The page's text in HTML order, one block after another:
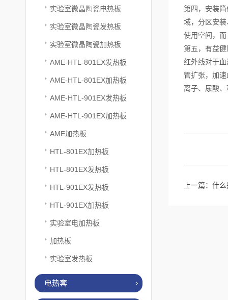
实验室微晶陶瓷电热板
实验室微晶陶瓷发热板
实验室微晶陶瓷加热板
AME-HTL-801EX发热板
AME-HTL-801EX加热板
AME-HTL-901EX发热板
AME-HTL-901EX加热板
AME加热板
HTL-801EX加热板
HTL-801EX发热板
HTL-901EX发热板
HTL-901EX加热板
实验室电加热板
加热板
实验室发热板
电热套
第四，安装
域，分区安
使用空间，
第五，有益
红外线对于
管扩张，加
离子、尿酸
上一篇： 什么